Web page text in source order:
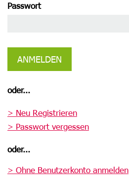
Passwort
ANMELDEN
oder...
> Neu Registrieren
> Passwort vergessen
oder...
> Ohne Benutzerkonto anmelden